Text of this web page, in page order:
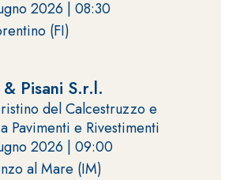
2026 | 08:30
(FI)
Pisani S.r.l.
del Calcestruzzo e
Pavimenti e Rivestimenti
2026 | 09:00
al Mare (IM)
R4 40
FASSAFLOOR
– FONDI DI
POSA
FASSAFLOOR L